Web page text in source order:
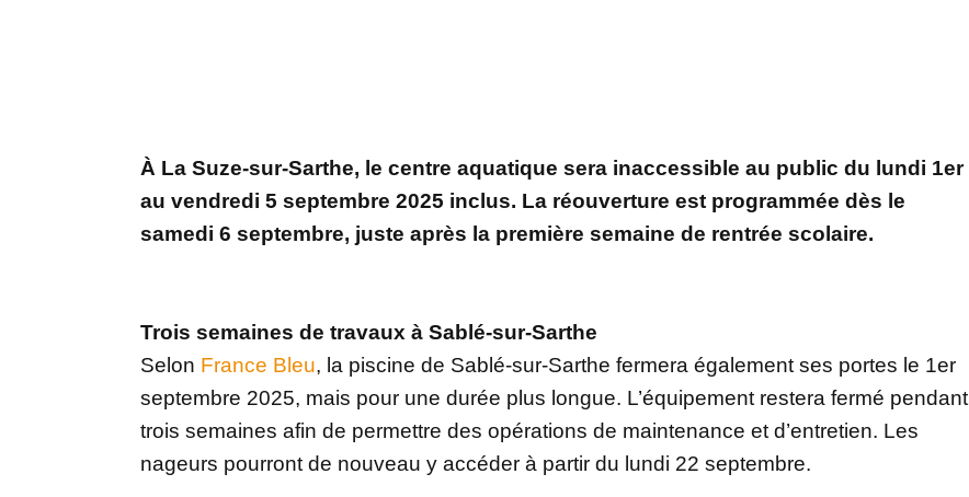
À La Suze-sur-Sarthe, le centre aquatique sera inaccessible au public du lundi 1er
au vendredi 5 septembre 2025 inclus. La réouverture est programmée dès le
samedi 6 septembre, juste après la première semaine de rentrée scolaire.
Trois semaines de travaux à Sablé-sur-Sarthe
Selon France Bleu, la piscine de Sablé-sur-Sarthe fermera également ses portes le 1er
septembre 2025, mais pour une durée plus longue. L’équipement restera fermé pendant
trois semaines afin de permettre des opérations de maintenance et d’entretien. Les
nageurs pourront de nouveau y accéder à partir du lundi 22 septembre.